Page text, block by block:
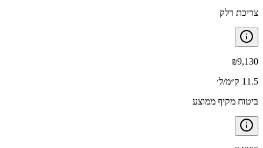
צריכת דלק
₪9,130
11.5 ק״מ/ל׳
ביטוח מקיף ממוצע